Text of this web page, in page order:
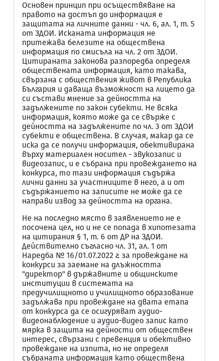
Основен принцип при осъществяване на
правото на достъп до информация е
защитата на личните данни - чл. 6, ал. 1, т. 5
от ЗДОИ. Исканата информация не
притежава белезите на обществена
информация по смисъла на чл. 2 от ЗДОИ.
Цитираната законова разпоредба определя
обществената информация, като такава,
свързана с обществения живот в Република
България и даваща възможност на лицето да
си състави мнение за дейността на
задължените по закон субекти. Не всяка
информация, която може да се свърже с
дейността на задължените по чл. 3 от ЗДОИ
субекти е обществена. В случая, макар да се
иска да се получи информация, обективирана
върху материален носител - звукозапис и
видеозапис, и е събрана при провеждането на
конкурса, то тази информация съдържа
лични данни за участниците в него, а и от
съдържанието на записите не може да се
направи извод за дейността на органа.
Не на последно място в заявлението не е
посочена цел, но и не се попада в хипотезата
на цитирания § 1, т. 6 от ДР на ЗДОИ.
Действително съгласно чл. 31, ал. 1 от
Наредба № 16/01.07.2022 г. за провеждане на
конкурси за заемане на длъжността
"директор" в държавните и общинските
институции в системата на
предучилищното и училищното образование
задължава при провеждане на двата етапа
от конкурса да се осигуряват аудио-
видеонаблюдение и аудио-видео запис като
мярка в защита на дейности от обществен
интерес, свързани с превенция и обективно
провеждане на изпита, но не определя
събраната информация като обществена